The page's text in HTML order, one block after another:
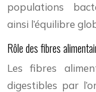
populations
ainsi l’équilibre
Rôle des fibres
Les fibres
digestibles par